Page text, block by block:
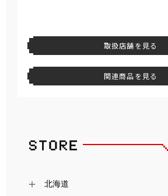
取扱店舗を見る
関連商品を見る
北海道